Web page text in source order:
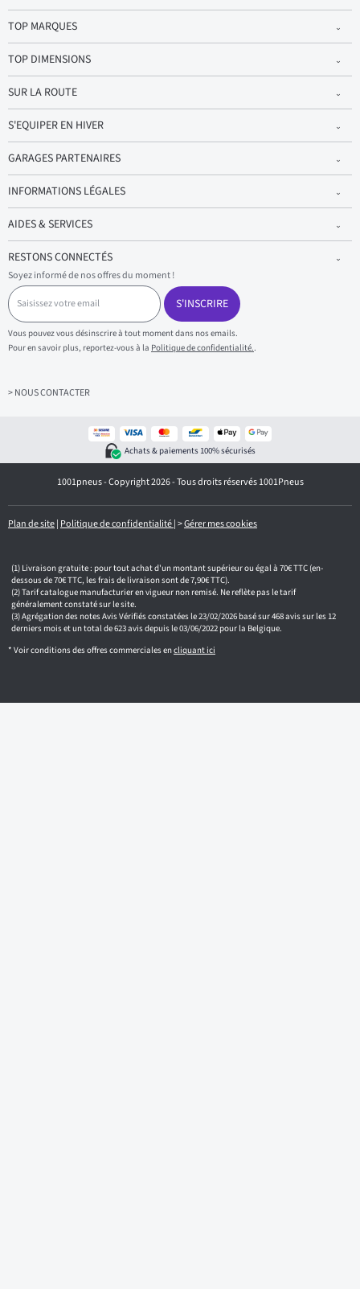
TOP MARQUES
TOP DIMENSIONS
SUR LA ROUTE
S'EQUIPER EN HIVER
GARAGES PARTENAIRES
INFORMATIONS LÉGALES
AIDES & SERVICES
RESTONS CONNECTÉS
Soyez informé de nos offres du moment !
S
a
i
s
i
s
z
i
l
S'INSCRIRE
Vous pouvez vous désinscrire à tout moment dans nos emails.
Pour en savoir plus, reportez-vous à la Politique de confidentialité..
> NOUS CONTACTER
Achats & paiements 100% sécurisés
1001pneus - Copyright 2026 - Tous droits réservés 1001Pneus
Plan de site| Politique de confidentialité|>Gérer mes cookies
Livraison gratuite : pour tout achat d'un montant supérieur ou égal à 70€ TTC (en-
dessous de 70€ TTC, les frais de livraison sont de 7,90€ TTC).
Tarif catalogue manufacturier en vigueur non remisé. Ne reflète pas le tarif
généralement constaté sur le site.
Agrégation des notes Avis Vérifiés constatées le 23/02/2026 basé sur 468 avis sur les 12
derniers mois et un total de 623 avis depuis le 03/06/2022 pour la Belgique.
* Voir conditions des offres commerciales encliquant ici